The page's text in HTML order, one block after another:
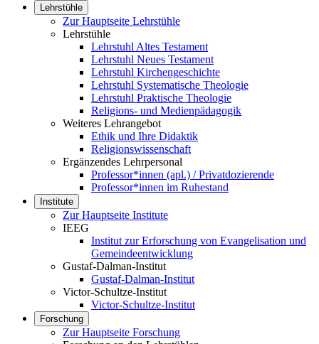
Lehrstühle
Zur Hauptseite Lehrstühle
Lehrstühle
Lehrstuhl Altes Testament
Lehrstuhl Neues Testament
Lehrstuhl Kirchengeschichte
Lehrstuhl Systematische Theologie
Lehrstuhl Praktische Theologie
Religions- und Medienpädagogik
Weiteres Lehrangebot
Ethik und Ihre Didaktik
Religionswissenschaft
Ergänzendes Lehrpersonal
Professor*innen (apl.) / Privatdozierende
Professor*innen im Ruhestand
Institute
Zur Hauptseite Institute
IEEG
Institut zur Erforschung von Evangelisation und
Gemeindeentwicklung
Gustaf-Dalman-Institut
Gustaf-Dalman-Institut
Victor-Schultze-Institut
Victor-Schultze-Institut
Forschung
Zur Hauptseite Forschung